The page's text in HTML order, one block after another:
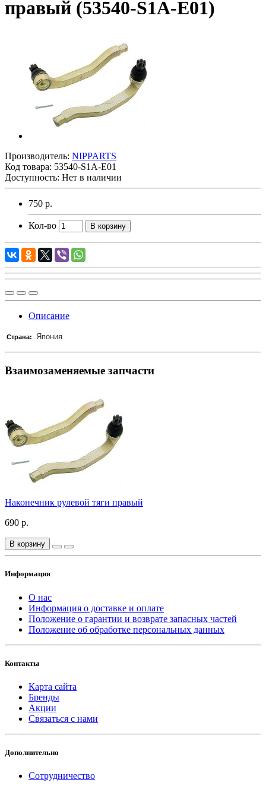
правый (53540-S1A-E01)
Производитель: NIPPARTS
Код товара: 53540-S1A-E01
Доступность: Нет в наличии
750 р.
Кол-во В корзину
Описание
Страна: Япония
Взаимозаменяемые запчасти
Наконечник рулевой тяги правый
690 р.
В корзину
Информация
О нас
Информация о доставке и оплате
Положение о гарантии и возврате запасных частей
Положение об обработке персональных данных
Контакты
Карта сайта
Бренды
Акции
Связаться с нами
Дополнительно
Сотрудничество